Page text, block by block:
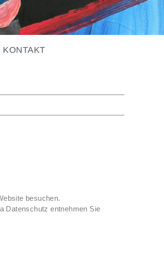
KONTAKT
besuchen.
Datenschutz entnehmen Sie